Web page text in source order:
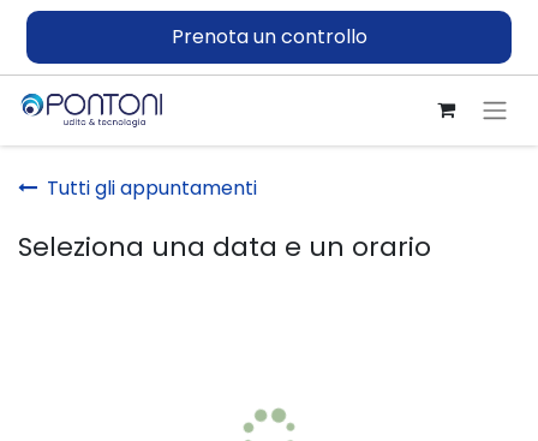
Prenota un controllo
Tutti gli appuntamenti
Seleziona una data e un orario